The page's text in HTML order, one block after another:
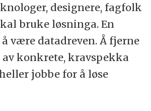
designere, fagfolk
bruke løsninga. En
være datadreven. Å fjerne
konkrete, kravspekka
jobbe for å løse